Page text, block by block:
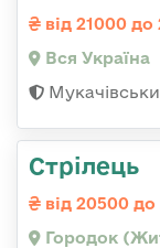
від 21000
Вся Україна
Стрілець
від 20500
Городок